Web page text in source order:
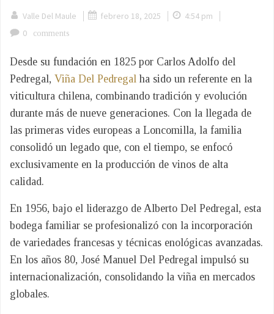
Valle Del Maule febrero 18, 2025 4:54 pm
0 comments
Desde su fundación en 1825 por Carlos Adolfo del
Pedregal, Viña Del Pedregal ha sido un referente en la
viticultura chilena, combinando tradición y evolución
durante más de nueve generaciones. Con la llegada de
las primeras vides europeas a Loncomilla, la familia
consolidó un legado que, con el tiempo, se enfocó
exclusivamente en la producción de vinos de alta
calidad.
En 1956, bajo el liderazgo de Alberto Del Pedregal, esta
bodega familiar se profesionalizó con la incorporación
de variedades francesas y técnicas enológicas avanzadas.
En los años 80, José Manuel Del Pedregal impulsó su
internacionalización, consolidando la viña en mercados
globales.